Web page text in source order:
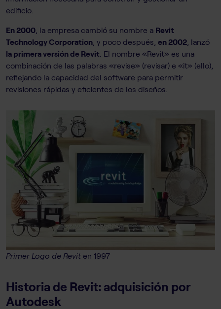
edificio.
En 2000 , la empresa cambió su nombre a Revit
Technology Corporation , y poco después, en 2002 , lanzó
la primera versión de Revit . El nombre «Revit» es una
combinación de las palabras «revise» (revisar) e «it» (ello),
reflejando la capacidad del software para permitir
revisiones rápidas y eficientes de los diseños.
Primer Logo de Revit en 1997
Historia de Revit: adquisición por
Autodesk